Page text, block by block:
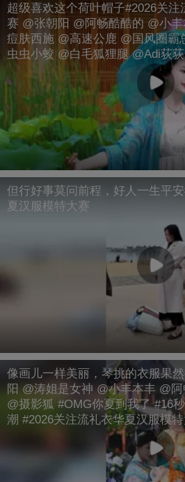
超级喜欢这个荷叶帽子#2026关
赛 @张朝阳 @阿畅酷酷的 @小
痘肤西施 @高速公鹿 @国风圈霸
虫虫小蛟 @白毛狐狸腿 @Adi荻荻
但行好事莫问前程，好人一生平
夏汉服模特大赛
像画儿一样美丽，琴挑的衣服果
阳 @涛姐是女神 @小丰本丰 @
@摄影狐 #OMG你夏到我了 #16
潮 #2026关注流礼衣华夏汉服模